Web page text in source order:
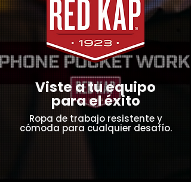
Viste a tu equipo
para el éxito
Ropa de trabajo resistente y
cómoda para cualquier desafío.